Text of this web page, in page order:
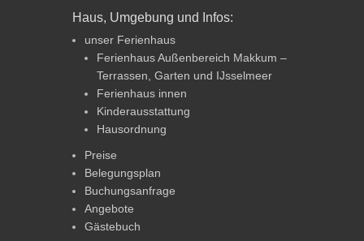
Haus, Umgebung und Infos:
unser Ferienhaus
Ferienhaus Außenbereich Makkum –
Terrassen, Garten und IJsselmeer
Ferienhaus innen
Kinderausstattung
Hausordnung
Preise
Belegungsplan
Buchungsanfrage
Angebote
Gästebuch